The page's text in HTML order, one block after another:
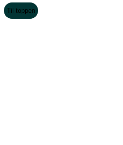
Til toppen